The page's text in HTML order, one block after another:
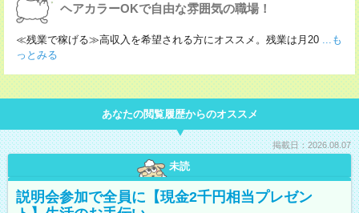
ヘアカラーOKで自由な雰囲気の職場！
≪残業で稼げる≫高収入を希望される方にオススメ。残業は月20 ...も
っとみる
あなたの閲覧履歴からのオススメ
掲載日：2026.08.07
未読
説明会参加で全員に【現金2千円相当プレゼン